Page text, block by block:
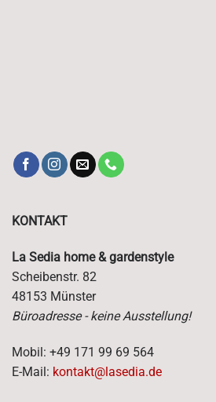
KONTAKT
La Sedia home & gardenstyle
Scheibenstr. 82
48153 Münster
Büroadresse - keine Ausstellung!
Mobil: +49 171 99 69 564
E-Mail: kontakt@lasedia.de